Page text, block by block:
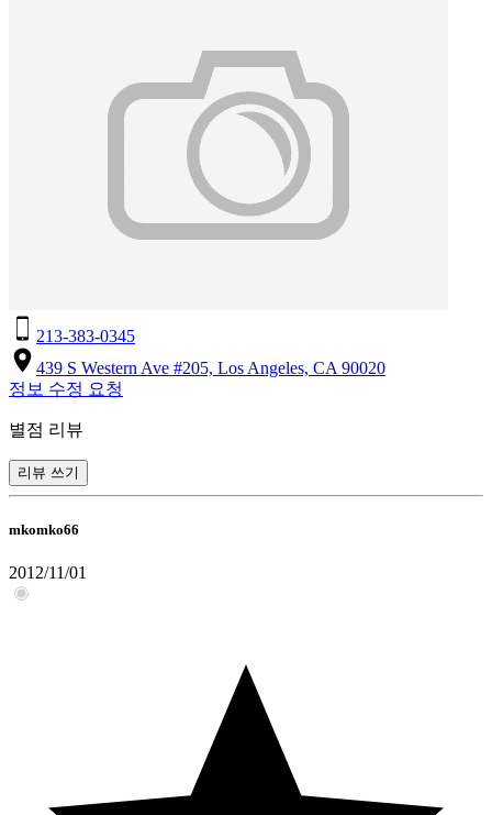
213-383-0345
439 S Western Ave #205, Los Angeles, CA 90020
정보 수정 요청
별점 리뷰
리뷰 쓰기
mkomko66
2012/11/01